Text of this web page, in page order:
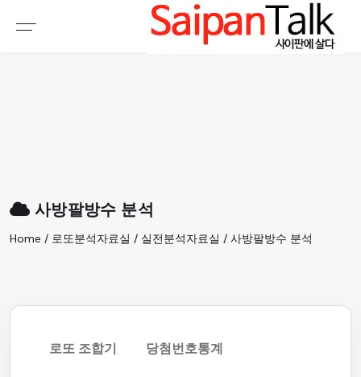
사방팔방수 분석
Home / 로또분석자료실 / 실전분석자료실 / 사방팔방수 분석
로또 조합기
당첨번호통계
여행정보
생활정보
갤러리 & 동영상